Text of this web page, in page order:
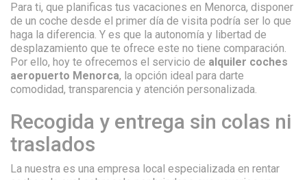
Para ti, que planificas tus vacaciones en Menorca, disponer
de un coche desde el primer día de visita podría ser lo que
haga la diferencia. Y es que la autonomía y libertad de
desplazamiento que te ofrece este no tiene comparación.
Por ello, hoy te ofrecemos el servicio de alquiler coches
aeropuerto Menorca, la opción ideal para darte
comodidad, transparencia y atención personalizada.
Recogida y entrega sin colas ni
traslados
La nuestra es una empresa local especializada en rentar